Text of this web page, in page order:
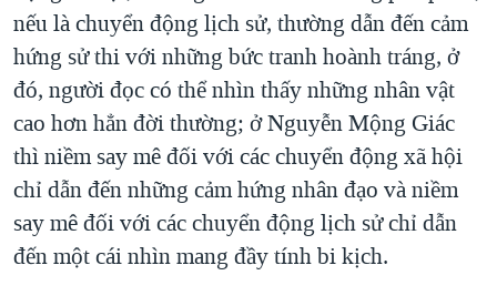
nếu là chuyển động lịch sử, thường dẫn đến cảm
hứng sử thi với những bức tranh hoành tráng, ở
đó, người đọc có thể nhìn thấy những nhân vật
cao hơn hẳn đời thường; ở Nguyễn Mộng Giác
thì niềm say mê đối với các chuyển động xã hội
chỉ dẫn đến những cảm hứng nhân đạo và niềm
say mê đối với các chuyển động lịch sử chỉ dẫn
đến một cái nhìn mang đầy tính bi kịch.